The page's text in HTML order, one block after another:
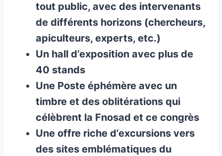
tout public, avec des intervenants
de différents horizons (chercheurs,
apiculteurs, experts, etc.)
Un hall d’exposition avec plus de
40 stands
Une Poste éphémère avec un
timbre et des oblitérations qui
célèbrent la Fnosad et ce congrès
Une offre riche d’excursions vers
des sites emblématiques du